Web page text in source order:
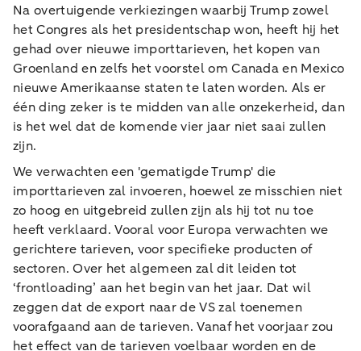
Na overtuigende verkiezingen waarbij Trump zowel
het Congres als het presidentschap won, heeft hij het
gehad over nieuwe importtarieven, het kopen van
Groenland en zelfs het voorstel om Canada en Mexico
nieuwe Amerikaanse staten te laten worden. Als er
één ding zeker is te midden van alle onzekerheid, dan
is het wel dat de komende vier jaar niet saai zullen
zijn.
We verwachten een 'gematigde Trump' die
importtarieven zal invoeren, hoewel ze misschien niet
zo hoog en uitgebreid zullen zijn als hij tot nu toe
heeft verklaard. Vooral voor Europa verwachten we
gerichtere tarieven, voor specifieke producten of
sectoren. Over het algemeen zal dit leiden tot
‘frontloading’ aan het begin van het jaar. Dat wil
zeggen dat de export naar de VS zal toenemen
voorafgaand aan de tarieven. Vanaf het voorjaar zou
het effect van de tarieven voelbaar worden en de